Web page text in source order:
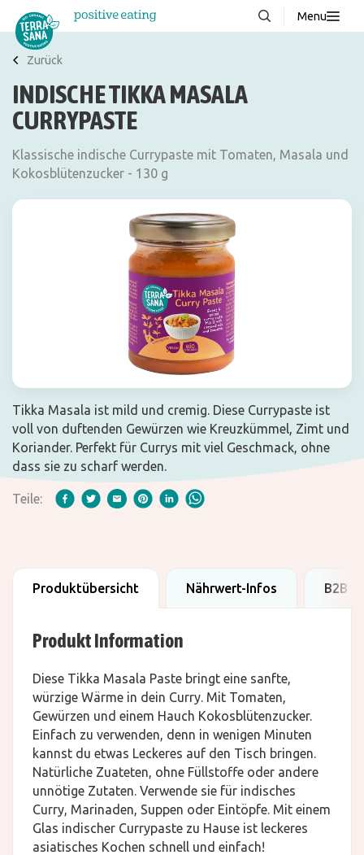
Menu
Über uns
Wissenswertes
FAQ
Zurück
INDISCHE TIKKA MASALA
CURRYPASTE
Klassische indische Currypaste mit Tomaten, Masala und
Kokosblütenzucker - 130 g
Tikka Masala ist mild und cremig. Diese Currypaste ist
voll von duftenden Gewürzen wie Kreuzkümmel, Zimt und
Koriander. Perfekt für Currys mit viel Geschmack, ohne
dass sie zu scharf werden.
Teile:
Produktübersicht Nährwert-Infos B2B
Produkt Information
Diese Tikka Masala Paste bringt eine sanfte,
würzige Wärme in dein Curry. Mit Tomaten,
Gewürzen und einem Hauch Kokosblütenzucker.
Einfach zu verwenden, denn in wenigen Minuten
kannst du etwas Leckeres auf den Tisch bringen.
Natürliche Zuateten, ohne Füllstoffe oder andere
unnötige Zutaten. Verwende sie für indisches
Curry, Marinaden, Suppen oder Eintöpfe. Mit einem
Glas indischer Currypaste zu Hause ist leckeres
asiatisches Kochen schnell und einfach!